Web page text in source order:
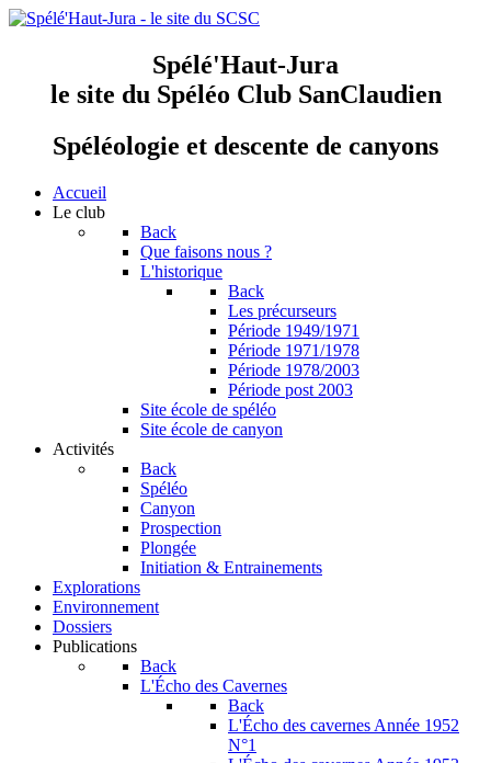
Spélé'Haut-Jura
le site du Spéléo Club SanClaudien
Spéléologie et descente de canyons
Accueil
Le club
Back
Que faisons nous ?
L'historique
Back
Les précurseurs
Période 1949/1971
Période 1971/1978
Période 1978/2003
Période post 2003
Site école de spéléo
Site école de canyon
Activités
Back
Spéléo
Canyon
Prospection
Plongée
Initiation & Entrainements
Explorations
Environnement
Dossiers
Publications
Back
L'Écho des Cavernes
Back
L'Écho des cavernes Année 1952
N°1